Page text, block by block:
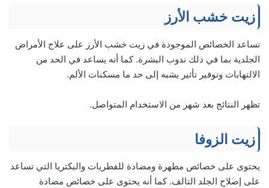
زيت خشب الأرز
تساعد الخصائص الموجودة في زيت خشب الأرز على علاج الأمراض
الجلدية بما في ذلك ندوب البشرة. كما أنه يساعد في الحد من
الالتهابات وتوفير تأثير يشبه إلى حد ما مسكنات الألم.
تظهر النتائج بعد شهر من الاستخدام المتواصل.
زيت الزوفا
يحتوى على خصائص مطهرة ومضادة للفطريات والبكتريا التي تساعد
على إصلاح الجلد التالف. كما أنه يحتوى على خصائص مضادة